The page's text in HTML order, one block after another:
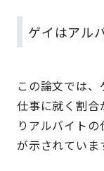
ゲイはアル
この論文では
仕事に就く割合
りアルバイト
が示されていま